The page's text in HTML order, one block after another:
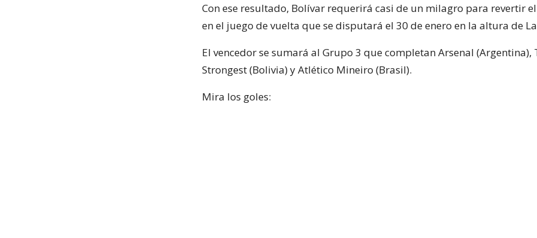
Con ese resultado, Bolívar requerirá casi de un milagro para revertir
en el juego de vuelta que se disputará el 30 de enero en la altura de
El vencedor se sumará al Grupo 3 que completan Arsenal (Argentina),
Strongest (Bolivia) y Atlético Mineiro (Brasil).
Mira los goles: